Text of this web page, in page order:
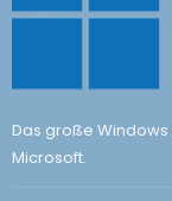
Das große Windows
Microsoft.